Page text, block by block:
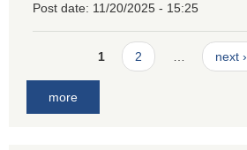
Post date: 11/20/2025 - 15:25
Pages1 2 next ›
more